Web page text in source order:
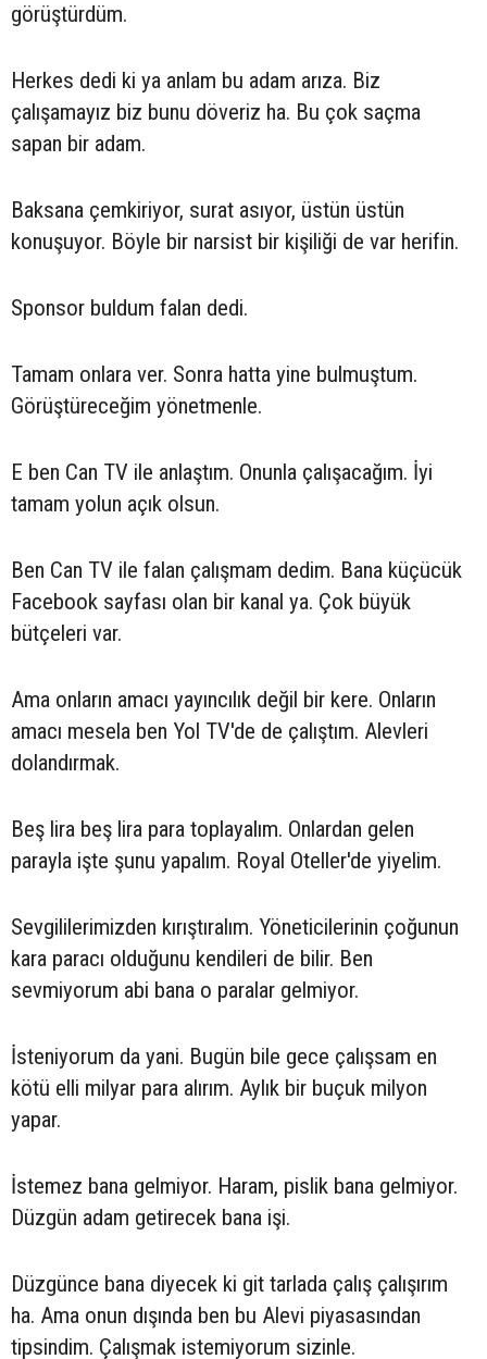
görüştürdüm.
Herkes dedi ki ya anlam bu adam arıza. Biz
çalışamayız biz bunu döveriz ha. Bu çok saçma
sapan bir adam.
Baksana çemkiriyor, surat asıyor, üstün üstün
konuşuyor. Böyle bir narsist bir kişiliği de var herifin.
Sponsor buldum falan dedi.
Tamam onlara ver. Sonra hatta yine bulmuştum.
Görüştüreceğim yönetmenle.
E ben Can TV ile anlaştım. Onunla çalışacağım. İyi
tamam yolun açık olsun.
Ben Can TV ile falan çalışmam dedim. Bana küçücük
Facebook sayfası olan bir kanal ya. Çok büyük
bütçeleri var.
Ama onların amacı yayıncılık değil bir kere. Onların
amacı mesela ben Yol TV'de de çalıştım. Alevleri
dolandırmak.
Beş lira beş lira para toplayalım. Onlardan gelen
parayla işte şunu yapalım. Royal Oteller'de yiyelim.
Sevgililerimizden kırıştıralım. Yöneticilerinin çoğunun
kara paracı olduğunu kendileri de bilir. Ben
sevmiyorum abi bana o paralar gelmiyor.
İsteniyorum da yani. Bugün bile gece çalışsam en
kötü elli milyar para alırım. Aylık bir buçuk milyon
yapar.
İstemez bana gelmiyor. Haram, pislik bana gelmiyor.
Düzgün adam getirecek bana işi.
Düzgünce bana diyecek ki git tarlada çalış çalışırım
ha. Ama onun dışında ben bu Alevi piyasasından
tipsindim. Çalışmak istemiyorum sizinle.